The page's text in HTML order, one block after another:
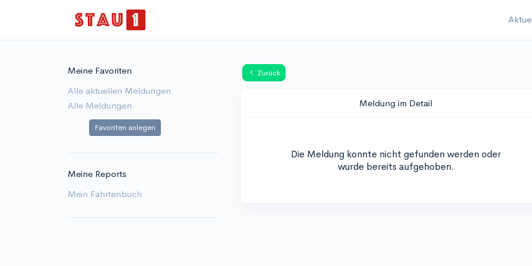
Meine Favoriten
Alle aktuellen Meldungen
Alle Meldungen
Favoriten anlegen
Meine Reports
Mein Fahrtenbuch
Zurück
Meldung im Detail
Die Meldung konnte nicht gefunden werden oder
wurde bereits aufgehoben.